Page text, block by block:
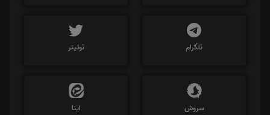
تلگرام توئیتر
سروش ایتا